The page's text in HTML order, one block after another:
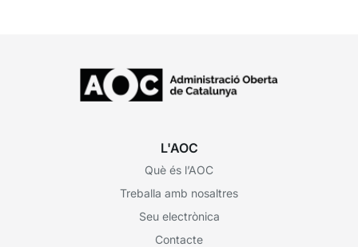
L'AOC
Què és l’AOC
Treballa amb nosaltres
Seu electrònica
Contacte